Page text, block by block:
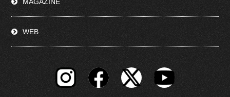
MAGAZINE
WEB